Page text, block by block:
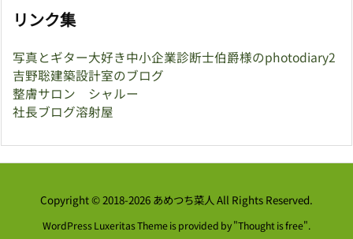
リンク集
写真とギター大好き中小企業診断士伯爵様のphotodiary2
吉野聡建築設計室のブログ
整膚サロン シャルー
社長ブログ溶射屋
Copyright ©2018-2026 あめつち菜人All Rights Reserved.
WordPress Luxeritas Theme is provided by "Thought is free".